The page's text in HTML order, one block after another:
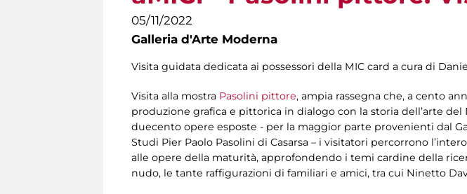
05/11/2022
Galleria d'Arte Moderna
Visita guidata dedicata ai possessori della MIC card a cura di
Visita alla mostra Pasolini pittore, ampia rassegna che, a cento
produzione grafica e pittorica in dialogo con la storia dell’arte
duecento opere esposte - per la maggior parte provenienti dal
Studi Pier Paolo Pasolini di Casarsa – i visitatori percorrono
alle opere della maturità, approfondendo i temi cardine della
nudo, le tante raffigurazioni di familiari e amici, tra cui Ninetto